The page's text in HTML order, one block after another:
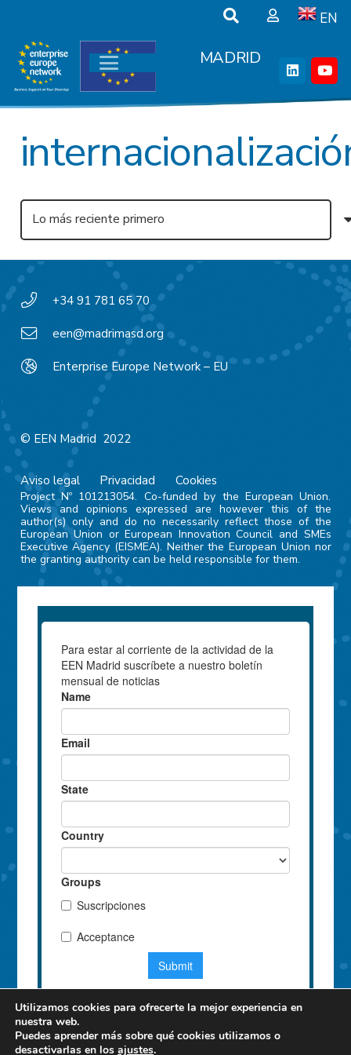
EN
MADRID
+34 91 781 65 70
een@madrimasd.org
Enterprise Europe Network – EU
© EEN Madrid 2022
Aviso legal Privacidad Cookies
Project Nº 101213054. Co-funded by the European Union.
Views and opinions expressed are however this of the
author(s) only and do no necessarily reflect those of the
European Union or European Innovation Council and SMEs
Executive Agency (EISMEA). Neither the European Union nor
the granting authority can be held responsible for them.
Utilizamos cookies para ofrecerte la mejor experiencia en
nuestra web.
Puedes aprender más sobre qué cookies utilizamos o
desactivarlas en los ajustes.